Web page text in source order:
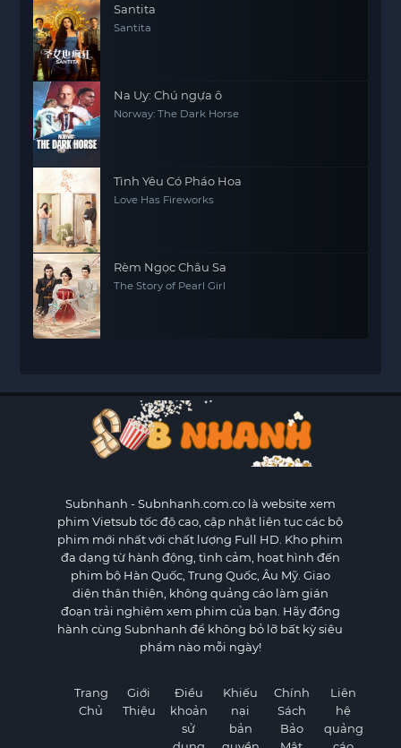
Santita
Santita
Na Uy: Chú ngựa ô
Norway: The Dark Horse
Tình Yêu Có Pháo Hoa
Love Has Fireworks
Rèm Ngọc Châu Sa
The Story of Pearl Girl
Subnhanh - Subnhanh.com.co là website xem
phim Vietsub tốc độ cao, cập nhật liên tục các bộ
phim mới nhất với chất lượng Full HD. Kho phim
đa dạng từ hành động, tình cảm, hoạt hình đến
phim bộ Hàn Quốc, Trung Quốc, Âu Mỹ. Giao
diện thân thiện, không quảng cáo làm gián
đoạn trải nghiệm xem phim của bạn. Hãy đồng
hành cùng Subnhanh để không bỏ lỡ bất kỳ siêu
phẩm nào mỗi ngày!
Trang
Chủ
Giới
Thiệu
Điều
khoản
sử
Khiếu
nại
bản
Chính
Sách
Bảo
Liên
hệ
quảng